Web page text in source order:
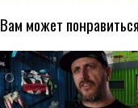
Вам может понравиться